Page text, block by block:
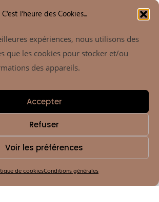
C'est l'heure des Cookies...
expériences, nous utilisons des
que les cookies pour stocker et/ou
des appareils.
Accepter
Refuser
Voir les préférences
de cookiesConditions générales